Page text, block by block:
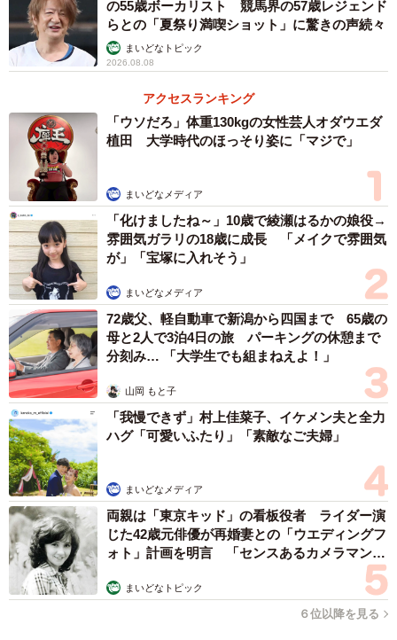
の55歳ボーカリスト 競馬界の57歳レジェンド
らとの「夏祭り満喫ショット」に驚きの声続々
まいどなトピック
2026.08.08
アクセスランキング
「ウソだろ」体重130kgの女性芸人オダウエダ
植田 大学時代のほっそり姿に「マジで」
まいどなメディア
「化けましたね～」10歳で綾瀬はるかの娘役→
雰囲気ガラリの18歳に成長 「メイクで雰囲気
が」「宝塚に入れそう」
まいどなメディア
72歳父、軽自動車で新潟から四国まで 65歳の
母と2人で3泊4日の旅 パーキングの休憩まで
分刻み… 「大学生でも組まねえよ！」
山岡 もと子
「我慢できず」村上佳菜子、イケメン夫と全力
ハグ「可愛いふたり」「素敵なご夫婦」
まいどなメディア
両親は「東京キッド」の看板役者 ライダー演
じた42歳元俳優が再婚妻との「ウエディングフ
ォト」計画を明言 「センスあるカメラマン求
まいどなトピック
６位以降を見る